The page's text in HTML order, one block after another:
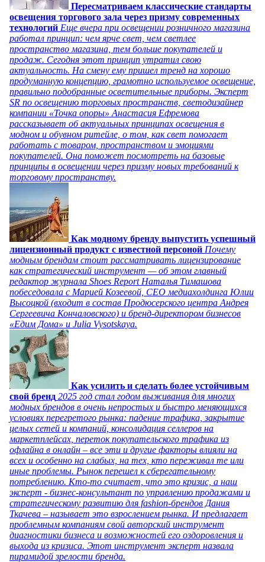
Пересматриваем классические стандарты
освещения торгового зала через призму современных
технологий Еще вчера при освещении розничного магазина
работал принцип: чем ярче свет, чем светлее
пространство магазина, тем больше покупателей и
продаж. Сегодня этот принцип утратил свою
актуальность. На смену ему пришел тренд на хорошо
продуманную концепцию, грамотно используемое освещение,
правильно подобранные осветительные приборы. Эксперт
SR по освещению торговых пространств, светодизайнер
компании «Точка опоры» Анастасия Ефремова
рассказывает об актуальных принципах освещения в
модном и обувном ритейле, о том, как свет помогает
работать с товаром, пространством и эмоциями
покупателей. Она поможет посмотреть на базовые
принципы в освещении через призму новых требований к
торговому пространству.
Как модному бренду выпустить успешный
лицензионный продукт с известной персоной Почему
модным брендам стоит рассматривать лицензирование
как стратегический инструмент — об этом главный
редактор журнала Shoes Report Наталья Тимашова
побеседовала с Марией Козеевой, СЕО медиахолдинга Юлии
Высоцкой (входит в состав Продюсерского центра Андрея
Сергеевича Кончаловского) и бренд-директором бизнесов
«Едим Дома» и Julia Vysotskaya.
Как усилить и сделать более устойчивым
свой бренд 2025 год стал годом выживания для многих
модных брендов в очень непростых и быстро меняющихся
условиях перегретого рынка: падение трафика, закрытие
целых сетей и компаний, консолидация селлеров на
маркетплейсах, переток покупательского трафика из
офлайна в онлайн – все эти и другие факторы влияли на
всех и особенно на слабых, на тех, кто переживал те или
иные проблемы. Рынок перешел к сберегательному
потреблению. Кто-то считает, что это кризис, а наш
эксперт - бизнес-консультант по управлению продажами и
стратегическому развитию для fashion-брендов Дания
Ткачева – называет это взрослением рынка. И предлагает
проблемным компаниям свой авторский инструмент
диагностики бизнеса и возможностей его оздоровления и
выхода из кризиса. Этот инструмент эксперт назвала
пирамидой зрелости бренда.